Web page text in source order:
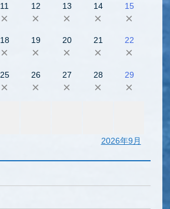
11
×
12
×
13
×
14
×
15
×
18
×
19
×
20
×
21
×
22
×
25
×
26
×
27
×
28
×
29
×
2026年9月